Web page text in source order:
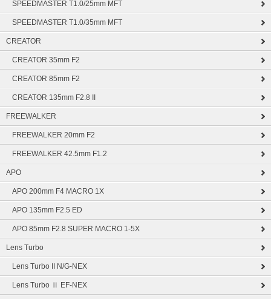
SPEEDMASTER T1.0/25mm MFT
SPEEDMASTER T1.0/35mm MFT
CREATOR
CREATOR 35mm F2
CREATOR 85mm F2
CREATOR 135mm F2.8 II
FREEWALKER
FREEWALKER 20mm F2
FREEWALKER 42.5mm F1.2
APO
APO 200mm F4 MACRO 1X
APO 135mm F2.5 ED
APO 85mm F2.8 SUPER MACRO 1-5X
Lens Turbo
Lens Turbo II N/G-NEX
Lens Turbo Ⅱ EF-NEX